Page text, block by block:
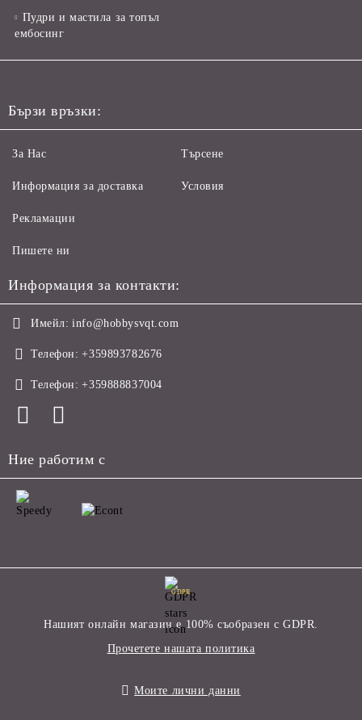
Пудри и мастила за топъл
ембосинг
Бързи връзки:
За Нас
Информация за доставка
Рекламации
Пишете ни
Търсене
Условия
Информация за контакти:
Имейл: info@hobbysvqt.com
Телефон: +359893782676
Телефон: +359888837004
Ние работим с
GDPR
Нашият онлайн магазин е 100% съобразен с GDPR.
Прочетете нашата политика
Моите лични данни